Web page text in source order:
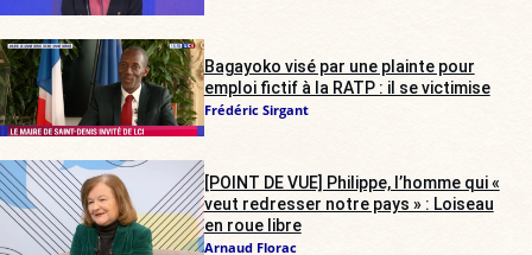
Bagayoko visé par une plainte pour
emploi fictif à la RATP : il se victimise
Frédéric Sirgant
[POINT DE VUE] Philippe, l’homme qui «
veut redresser notre pays » : Loiseau
en roue libre
Arnaud Florac